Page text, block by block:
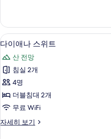
두
보
기
위
트
자
세
히
보
다
이
애
나
스
위
트
사
4
다이애나 스위트
산 전망
침실 2개
4명
더블침대 2개
무료 WiFi
자세히 보기
다